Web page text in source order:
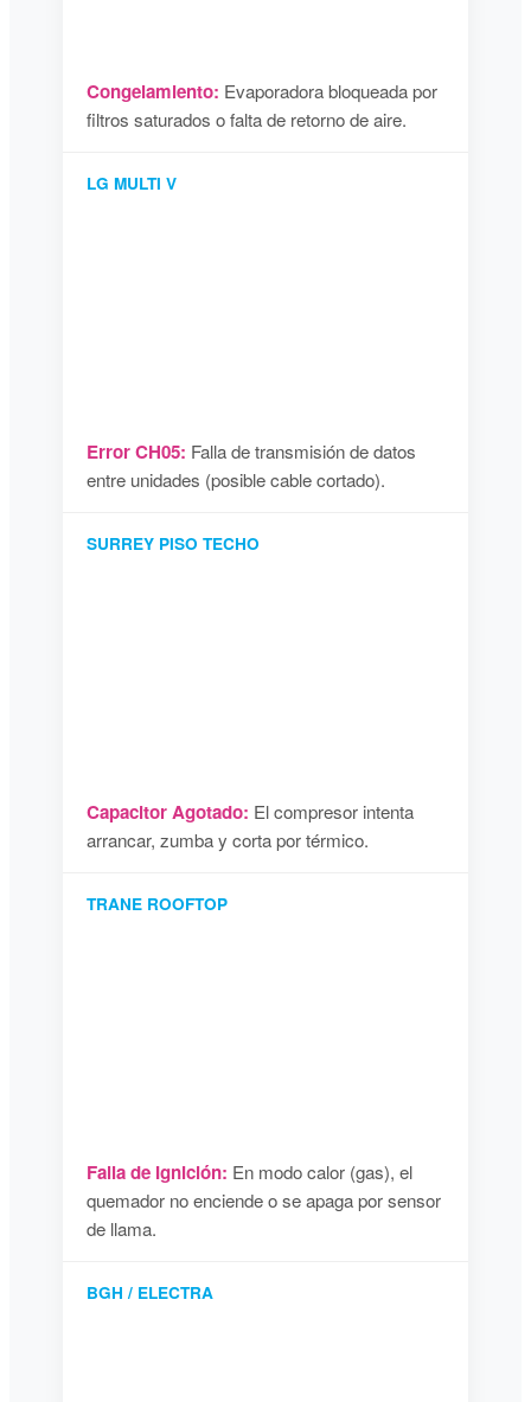
Congelamiento: Evaporadora bloqueada por
filtros saturados o falta de retorno de aire.
LG MULTI V
Error CH05: Falla de transmisión de datos
entre unidades (posible cable cortado).
SURREY PISO TECHO
Capacitor Agotado: El compresor intenta
arrancar, zumba y corta por térmico.
TRANE ROOFTOP
Falla de Ignición: En modo calor (gas), el
quemador no enciende o se apaga por sensor
de llama.
BGH / ELECTRA